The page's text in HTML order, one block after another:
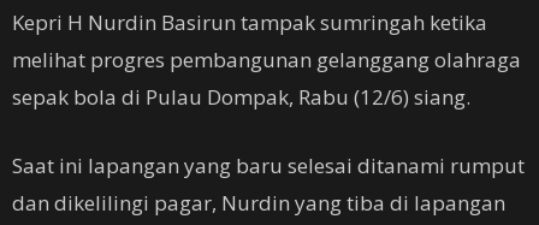
Kepri H Nurdin Basirun tampak sumringah ketika
melihat progres pembangunan gelanggang olahraga
sepak bola di Pulau Dompak, Rabu (12/6) siang.
Saat ini lapangan yang baru selesai ditanami rumput
dan dikelilingi pagar, Nurdin yang tiba di lapangan